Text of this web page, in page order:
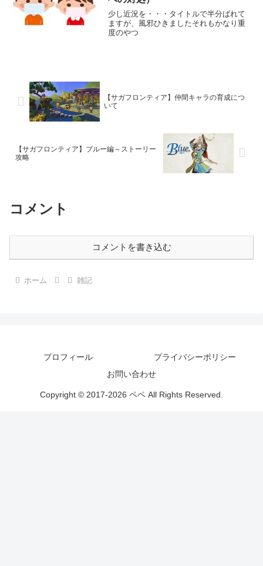
少し近況を・・・タイトルで半分ばれて
ますが、風邪ひきましたそれもかなり重
度のやつ
【サガフロンティア】仲間キャラの育成につ
いて
【サガフロンティア】ブルー編～ストーリー
攻略
コメント
コメントを書き込む
ホーム 雑記
プロフィール
プライバシーポリシー
お問い合わせ
Copyright © 2017-2026 ペペ All Rights Reserved.